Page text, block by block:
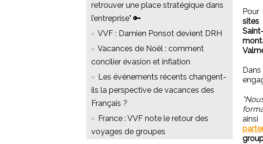
retrouver une place stratégique dans
l’entreprise" 🔑
VVF : Damien Ponsot devient DRH
Vacances de Noël : comment
concilier évasion et inflation
Les événements récents changent-
ils la perspective de vacances des
Français ?
France : VVF note le retour des
voyages de groupes
Pour
sites
ainsi